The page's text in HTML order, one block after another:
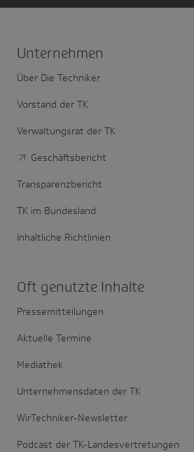
Unter­nehmen
Über Die Techniker
Vorstand der TK
Verwaltungsrat der TK
Geschäftsbericht
Transparenzbericht
TK im Bundesland
Inhaltliche Richtlinien
Oft genutzte Inhalte
Pressemitteilungen
Aktuelle Termine
Mediathek
Unternehmensdaten der TK
WirTechniker-Newsletter
Podcast der TK-Landesvertretungen